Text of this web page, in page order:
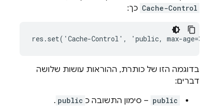
Cache-Control כך:
בדוגמה הזו של כותרת, ההוראות עושות שלושה
דברים:
public – סימון התשובה כ public
.